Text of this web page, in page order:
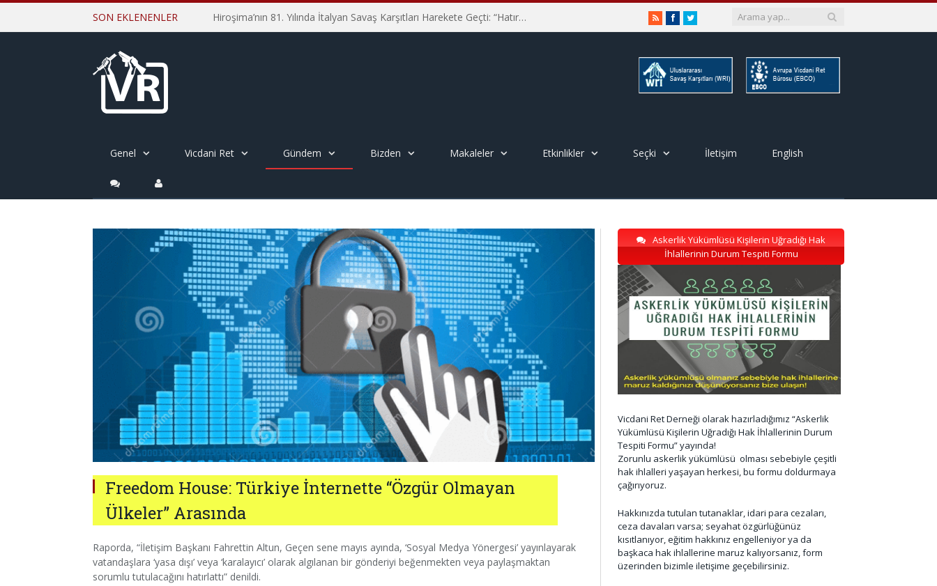
SON EKLENENLER Hiroşima’nın 81. Yılında İtalyan Savaş Karşıtları Harekete Geçti: “Hatırlamak yeterli değil” RSSFacebookTwitter
Genel Vicdani Ret Gündem Bizden Makaleler Etkinlikler Seçki İletişim English
Freedom House: Türkiye İnternette “Özgür Olmayan
Ülkeler” Arasında
Raporda, “İletişim Başkanı Fahrettin Altun, Geçen sene mayıs ayında, ‘Sosyal Medya Yönergesi’ yayınlayarak
vatandaşlara ‘yasa dışı’ veya ‘karalayıcı’ olarak algılanan bir gönderiyi beğenmekten veya paylaşmaktan
sorumlu tutulacağını hatırlattı” denildi.
Askerlik Yükümlüsü Kişilerin Uğradığı Hak
İhlallerinin Durum Tespiti Formu
Vicdani Ret Derneği olarak hazırladığımız “Askerlik
Yükümlüsü Kişilerin Uğradığı Hak İhlallerinin Durum
Tespiti Formu” yayında!
Zorunlu askerlik yükümlüsü olması sebebiyle çeşitli
hak ihlalleri yaşayan herkesi, bu formu doldurmaya
çağırıyoruz.
Hakkınızda tutulan tutanaklar, idari para cezaları,
ceza davaları varsa; seyahat özgürlüğünüz
kısıtlanıyor, eğitim hakkınız engelleniyor ya da
başkaca hak ihlallerine maruz kalıyorsanız, form
üzerinden bizimle iletişime geçebilirsiniz.